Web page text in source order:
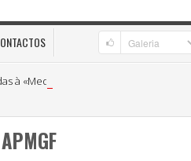
à «Medicina Preventiva»